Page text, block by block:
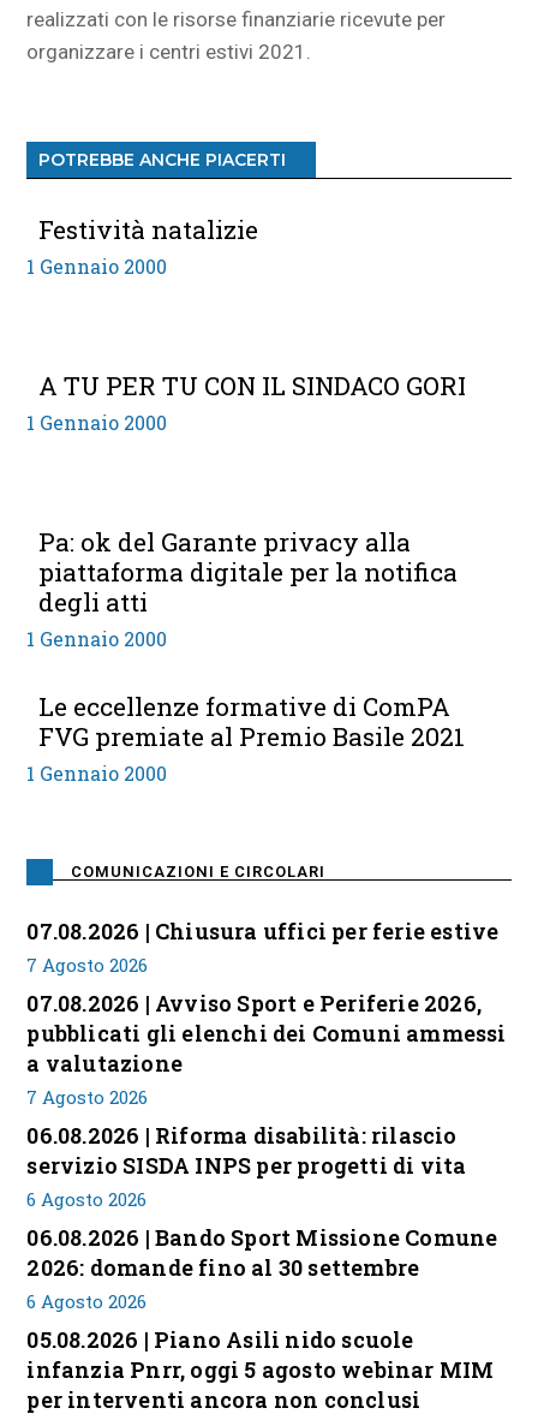
realizzati con le risorse finanziarie ricevute per
organizzare i centri estivi 2021.
POTREBBE ANCHE PIACERTI
Festività natalizie
1 Gennaio 2000
A TU PER TU CON IL SINDACO GORI
1 Gennaio 2000
Pa: ok del Garante privacy alla
piattaforma digitale per la notifica
degli atti
1 Gennaio 2000
Le eccellenze formative di ComPA
FVG premiate al Premio Basile 2021
1 Gennaio 2000
COMUNICAZIONI E CIRCOLARI
07.08.2026 | Chiusura uffici per ferie estive
7 Agosto 2026
07.08.2026 | Avviso Sport e Periferie 2026,
pubblicati gli elenchi dei Comuni ammessi
a valutazione
7 Agosto 2026
06.08.2026 | Riforma disabilità: rilascio
servizio SISDA INPS per progetti di vita
6 Agosto 2026
06.08.2026 | Bando Sport Missione Comune
2026: domande fino al 30 settembre
6 Agosto 2026
05.08.2026 | Piano Asili nido scuole
infanzia Pnrr, oggi 5 agosto webinar MIM
per interventi ancora non conclusi